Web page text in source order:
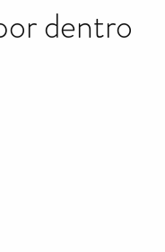
dentro